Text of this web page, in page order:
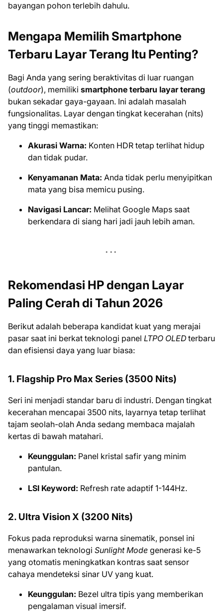
bayangan pohon terlebih dahulu.
Mengapa Memilih Smartphone
Terbaru Layar Terang Itu Penting?
Bagi Anda yang sering beraktivitas di luar ruangan
(outdoor), memiliki smartphone terbaru layar terang
bukan sekadar gaya-gayaan. Ini adalah masalah
fungsionalitas. Layar dengan tingkat kecerahan (nits)
yang tinggi memastikan:
Akurasi Warna: Konten HDR tetap terlihat hidup
dan tidak pudar.
Kenyamanan Mata: Anda tidak perlu menyipitkan
mata yang bisa memicu pusing.
Navigasi Lancar: Melihat Google Maps saat
berkendara di siang hari jadi jauh lebih aman.
Rekomendasi HP dengan Layar
Paling Cerah di Tahun 2026
Berikut adalah beberapa kandidat kuat yang merajai
pasar saat ini berkat teknologi panel LTPO OLED terbaru
dan efisiensi daya yang luar biasa:
1. Flagship Pro Max Series (3500 Nits)
Seri ini menjadi standar baru di industri. Dengan tingkat
kecerahan mencapai 3500 nits, layarnya tetap terlihat
tajam seolah-olah Anda sedang membaca majalah
kertas di bawah matahari.
Keunggulan: Panel kristal safir yang minim
pantulan.
LSI Keyword: Refresh rate adaptif 1-144Hz.
2. Ultra Vision X (3200 Nits)
Fokus pada reproduksi warna sinematik, ponsel ini
menawarkan teknologi Sunlight Mode generasi ke-5
yang otomatis meningkatkan kontras saat sensor
cahaya mendeteksi sinar UV yang kuat.
Keunggulan: Bezel ultra tipis yang memberikan
pengalaman visual imersif.